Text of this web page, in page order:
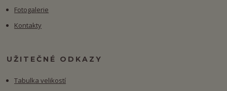
Fotogalerie
Kontakty
UŽITEČNÉ ODKAZY
Tabulka velikostí